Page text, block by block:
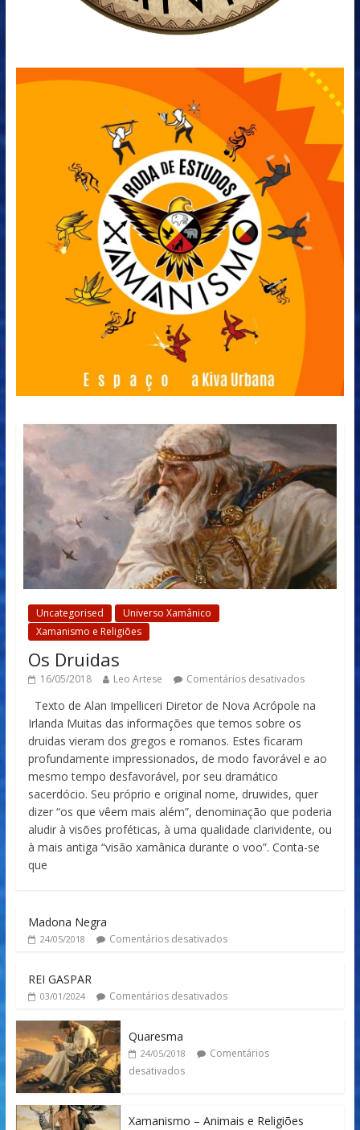
Uncategorised
Universo Xamânico
Xamanismo e Religiões
Os Druidas
16/05/2018 Leo Artese Comentários desativados
Texto de Alan Impelliceri Diretor de Nova Acrópole na
Irlanda Muitas das informações que temos sobre os
druidas vieram dos gregos e romanos. Estes ficaram
profundamente impressionados, de modo favorável e ao
mesmo tempo desfavorável, por seu dramático
sacerdócio. Seu próprio e original nome, druwides, quer
dizer “os que vêem mais além”, denominação que poderia
aludir à visões proféticas, à uma qualidade clarividente, ou
à mais antiga “visão xamânica durante o voo”. Conta-se
que
Madona Negra
24/05/2018 Comentários desativados
REI GASPAR
03/01/2024 Comentários desativados
Quaresma
24/05/2018
Comentários
desativados
Xamanismo – Animais e Religiões